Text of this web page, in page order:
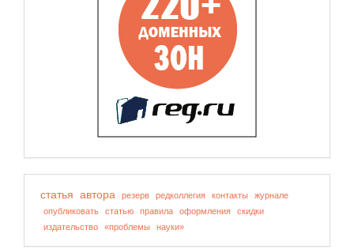
статья автора резерв редколлегия контакты
журнале
опубликовать
статью правила оформления
скидки
издательство
«проблемы науки»